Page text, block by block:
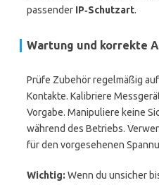
passender IP‑Schutzart.
Wartung und korrekte
Prüfe Zubehör regelmäßig
Kontakte. Kalibriere
Vorgabe. Manipuliere keine
während des Betriebs.
für den vorgesehenen
Wichtig: Wenn du unsicher